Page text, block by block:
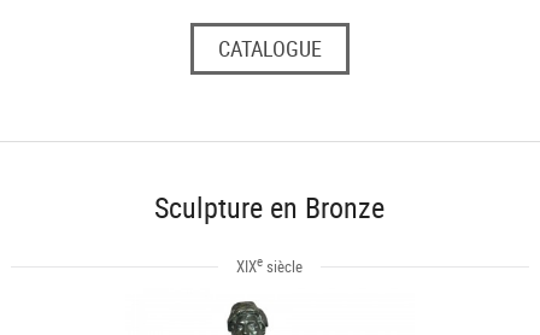
CATALOGUE
Sculpture en Bronze
XIXe siècle